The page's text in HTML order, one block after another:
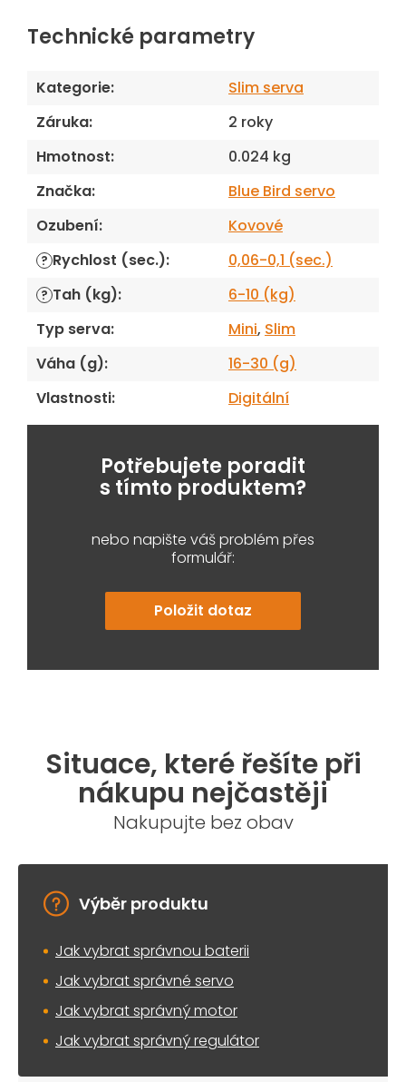
Technické parametry
Kategorie:
Slim serva
Záruka:
2 roky
Hmotnost:
0.024 kg
Značka:
Blue Bird servo
Ozubení: Kovové
? Rychlost (sec.): 0,06-0,1 (sec.)
? Tah (kg):
6-10 (kg)
Typ serva: Mini, Slim
Váha (g):
16-30 (g)
Vlastnosti: Digitální
Potřebujete poradit
s tímto produktem?
nebo napište váš problém přes
formulář:
Položit dotaz
Situace, které řešíte při
nákupu nejčastěji
Nakupujte bez obav
Výběr produktu
Jak vybrat správnou baterii
Jak vybrat správné servo
Jak vybrat správný motor
Jak vybrat správný regulátor